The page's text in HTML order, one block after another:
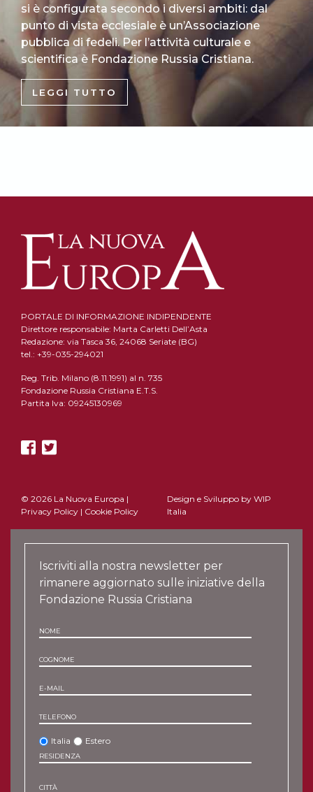
si è configurata secondo i diversi ambiti: dal
punto di vista ecclesiale è un’Associazione
pubblica di fedeli. Per l’attività culturale e
scientifica è Fondazione Russia Cristiana.
LEGGI TUTTO
PORTALE DI INFORMAZIONE INDIPENDENTE
Direttore responsabile: Marta Carletti Dell’Asta
Redazione: via Tasca 36, 24068 Seriate (BG)
tel.: +39-035-294021
Reg. Trib. Milano (8.11.1991) al n. 735
Fondazione Russia Cristiana E.T.S.
Partita Iva: 09245130969
© 2026 La Nuova Europa |
Privacy Policy | Cookie Policy
Design e Sviluppo by WIP
Italia
Iscriviti alla nostra newsletter per
rimanere aggiornato sulle iniziative della
Fondazione Russia Cristiana
NOME
COGNOME
E-MAIL
TELEFONO
Italia Estero
RESIDENZA
CITTÀ